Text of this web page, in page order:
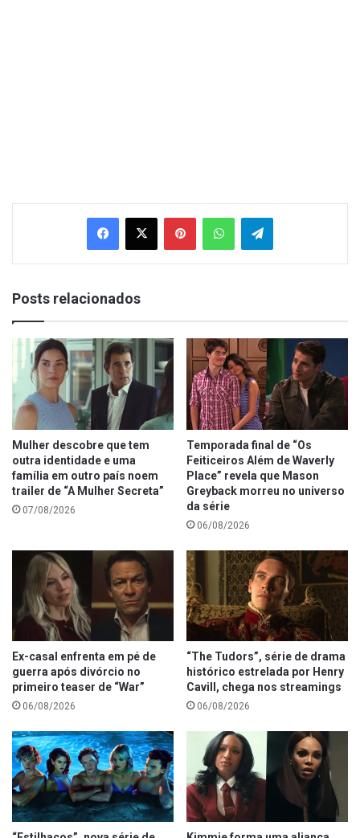
Facebook
X PinterestWhatsAppTelegram
Posts relacionados
Mulher descobre que tem
outra identidade e uma
família em outro país noem
trailer de “A Mulher Secreta”
07/08/2026
Temporada final de “Os
Feiticeiros Além de Waverly
Place” revela que Mason
Greyback morreu no universo
da série
06/08/2026
Ex-casal enfrenta em pé de
guerra após divórcio no
primeiro teaser de “War”
06/08/2026
“The Tudors”, série de drama
histórico estrelada por Henry
Cavill, chega nos streamings
06/08/2026